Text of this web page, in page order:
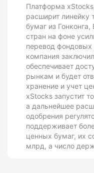
Платформа
расширит линейку
бумаг из
стран на фоне
перевод фондовых
компания
обеспечивает
рынкам и будет
хранение и учет
xStocks запустит
а дальнейшее
одобрения
поддерживает
ценных бумаг, их
млрд, а число